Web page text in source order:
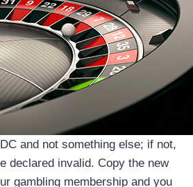
and not something else; if not,
declared invalid. Copy the new
gambling membership and you